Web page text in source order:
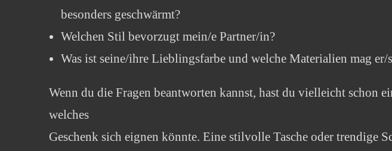
besonders geschwärmt?
Welchen Stil bevorzugt mein/e Partner/in?
Was ist seine/ihre Lieblingsfarbe und welche Materialien mag er/
Wenn du die Fragen beantworten kannst, hast du vielleicht schon
welches
Geschenk sich eignen könnte. Eine stilvolle Tasche oder trendige